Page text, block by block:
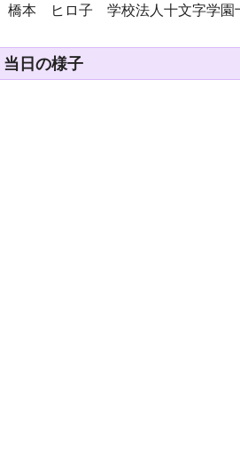
橋本 ヒロ子 学校法人十文字学園
当日の様子